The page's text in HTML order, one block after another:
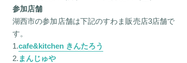
参加店舗
湖西市の参加店舗は下記のすわま販売店3店舗で
す。
1.cafe&kitchen きんたろう
2. まんじゅや